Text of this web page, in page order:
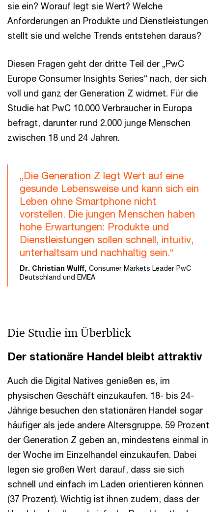
sie ein? Worauf legt sie Wert? Welche
Anforderungen an Produkte und Dienstleistungen
stellt sie und welche Trends entstehen daraus?
Diesen Fragen geht der dritte Teil der „PwC
Europe Consumer Insights Series“ nach, der sich
voll und ganz der Generation Z widmet. Für die
Studie hat PwC 10.000 Verbraucher in Europa
befragt, darunter rund 2.000 junge Menschen
zwischen 18 und 24 Jahren.
„Die Generation Z legt Wert auf eine
gesunde Lebensweise und kann sich ein
Leben ohne Smartphone nicht
vorstellen. Die jungen Menschen haben
hohe Erwartungen: Produkte und
Dienstleistungen sollen schnell, intuitiv,
unterhaltsam und nachhaltig sein.“
Dr. Christian Wulff, Consumer Markets Leader PwC
Deutschland und EMEA
Die Studie im Überblick
Der stationäre Handel bleibt attraktiv
Auch die Digital Natives genießen es, im
physischen Geschäft einzukaufen. 18- bis 24-
Jährige besuchen den stationären Handel sogar
häufiger als jede andere Altersgruppe. 59 Prozent
der Generation Z geben an, mindestens einmal in
der Woche im Einzelhandel einzukaufen. Dabei
legen sie großen Wert darauf, dass sie sich
schnell und einfach im Laden orientieren können
(37 Prozent). Wichtig ist ihnen zudem, dass der